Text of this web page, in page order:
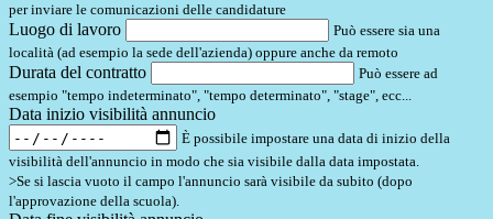
per inviare le comunicazioni delle candidature
Luogo di lavoro
Può essere sia una
località (ad esempio la sede dell'azienda) oppure anche da remoto
Durata del contratto
Può essere ad
esempio "tempo indeterminato", "tempo determinato", "stage", ecc...
Data inizio visibilità annuncio
È possibile impostare una data di inizio della
visibilità dell'annuncio in modo che sia visibile dalla data impostata.
>Se si lascia vuoto il campo l'annuncio sarà visibile da subito (dopo
l'approvazione della scuola).